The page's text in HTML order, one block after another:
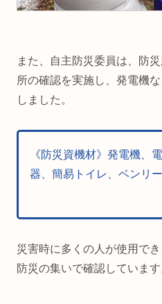
また、自主防災委員は、防
所の確認を実施し、発電機
しました。
《防災資機材》発電機、
器、簡易トイレ、ベンリ
災害時に多くの人が使用で
防災の集いで確認しています